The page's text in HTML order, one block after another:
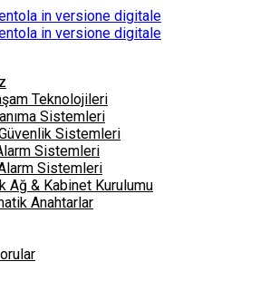
Teknolojileri
Sistemleri
Sistemleri
Sistemleri
Sistemleri
Ağ & Kabinet Kurulumu
Anahtarlar